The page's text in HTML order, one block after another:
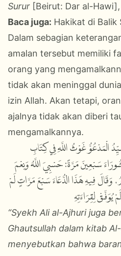
Surur [Beirut: Dar al-
Baca juga: Hakikat di Balik
Dalam sebagian
amalan tersebut memiliki
orang yang
tidak akan meninggal
izin Allah. Akan tetapi,
ajalnya tidak akan diberi
mengamalkannya.
الْمَدْعُوُّ غَوْثُ اللَّهِ فِي كِتَابِ
سَبْعِينَ مَرَّةً: حَسْبِيَ اللَّهُ وَنِعْمَ
وَقَالَ فِيهِ هَذَا الدُّعَاءَ سَبْعَ مَرَّاتٍ لَمْ
يُوَفَّقْ لِقِرَاءَتِهِ
“Syekh Ali al-Ajhuri juga
Ghautsullah dalam kitab
menyebutkan bahwa